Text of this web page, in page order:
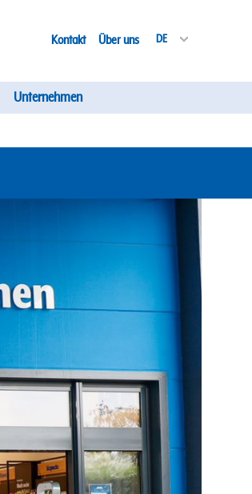
Kontakt Über uns DE
Unternehmen